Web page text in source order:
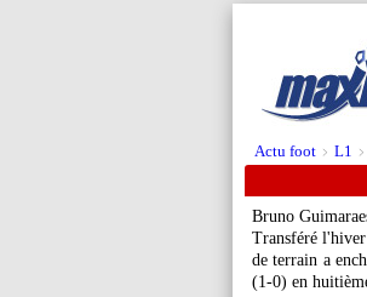
Actu foot > L1 >
Bruno
Transféré
de terrain a
(1-0) en